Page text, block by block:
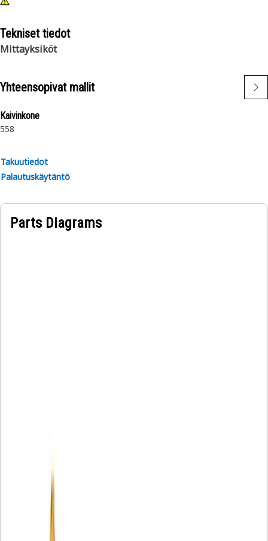
Tekniset tiedot
Mittayksiköt
Yhteensopivat mallit
Kaivinkone
558
Takuutiedot
Palautuskäytäntö
Parts Diagrams